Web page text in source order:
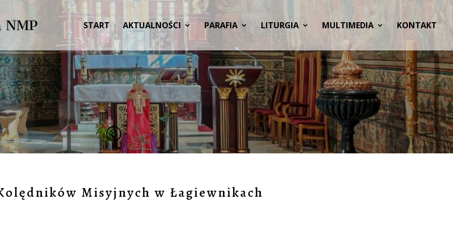
START AKTUALNOŚCI PARAFIA LITURGIA MULTIMEDIA KONTAKT
?
Misyjnych w Łagiewnikach